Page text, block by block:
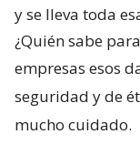
y se lleva toda
¿Quién sabe
empresas esos
seguridad y de
mucho cuidado.